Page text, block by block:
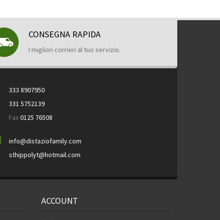
CONSEGNA RAPIDA
I migliori corrieri al tuo servizio.
333 8907950
331 5752139
Fax0125 76508
info@distaziofamily.com
sthippolyt@hotmail.com
ACCOUNT